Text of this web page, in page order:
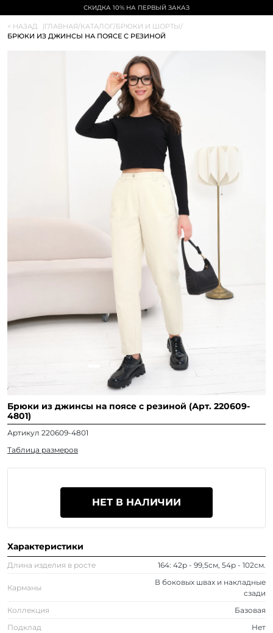
СКИДКА 10% НА ПЕРВЫЙ ЗАКАЗ
< НАЗАД |ГЛАВНАЯ/КАТАЛОГ/БРЮКИ И ШОРТЫ/
БРЮКИ ИЗ ДЖИНСЫ НА ПОЯСЕ С РЕЗИНОЙ
Брюки из джинсы на поясе с резиной (Арт. 220609-
4801)
Артикул 220609-4801
Таблица размеров
НЕТ В НАЛИЧИИ
Характеристики
Длина изделия в росте 164: 42р - 99,5см, 54р - 102см.
Карманы
В боковых швах и накладные
сзади
Коллекция
Базовая
Подклад
Нет